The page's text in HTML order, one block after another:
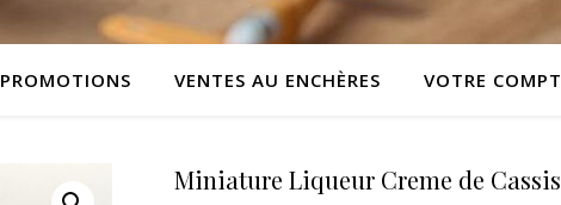
PROMOTIONS VENTES AU ENCHÈRES VOTRE
Miniature Liqueur Creme de